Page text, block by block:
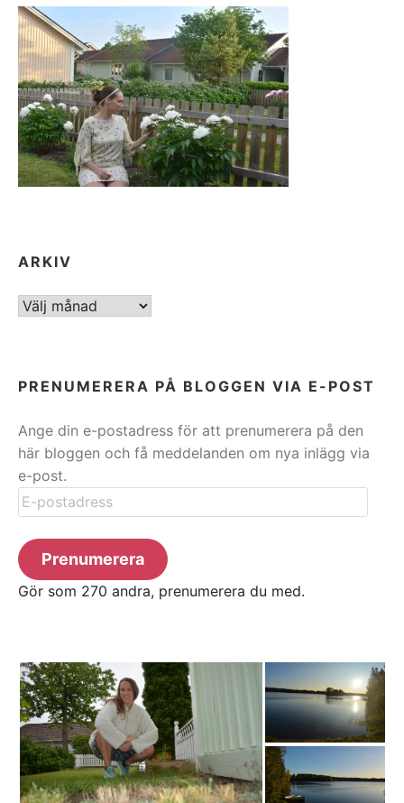
ARKIV
ARKIV
PRENUMERERA PÅ BLOGGEN VIA E-POST
Ange din e-postadress för att prenumerera på den
här bloggen och få meddelanden om nya inlägg via
e-post.
E-
postadress
Prenumerera
Gör som 270 andra, prenumerera du med.